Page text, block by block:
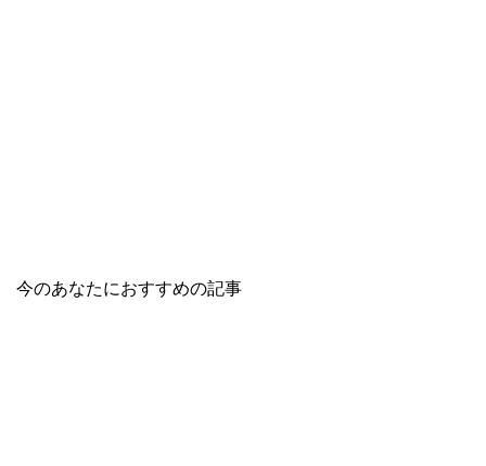
今のあなたにおすすめの記事